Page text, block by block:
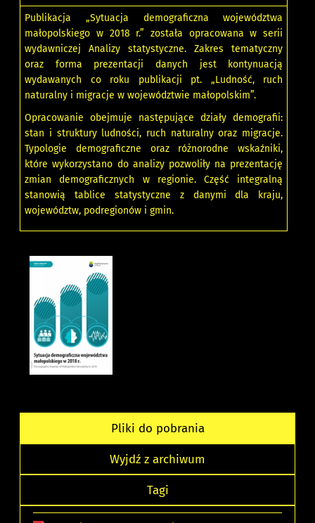
Publikacja „Sytuacja demograficzna województwa
małopolskiego w 2018 r.” została opracowana w serii
wydawniczej Analizy statystyczne. Zakres tematyczny
oraz forma prezentacji danych jest kontynuacją
wydawanych co roku publikacji pt. „Ludność, ruch
naturalny i migracje w województwie małopolskim”.
Opracowanie obejmuje następujące działy demografii:
stan i struktury ludności, ruch naturalny oraz migracje.
Typologie demograficzne oraz różnorodne wskaźniki,
które wykorzystano do analizy pozwoliły na prezentację
zmian demograficznych w regionie. Część integralną
stanowią tablice statystyczne z danymi dla kraju,
województw, podregionów i gmin.
Pliki do pobrania
Wyjdź z archiwum
Tagi